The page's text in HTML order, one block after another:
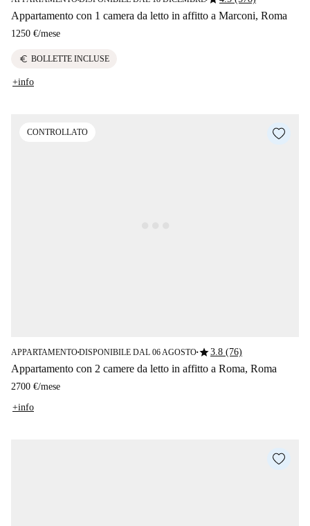
Appartamento con 1 camera da letto in affitto a Marconi, Roma
1250 €/mese
euro BOLLETTE INCLUSE
+info
CONTROLLATO
APPARTAMENTO■DISPONIBILE DAL 06 AGOSTO■star3.8 (76)
Appartamento con 2 camere da letto in affitto a Roma, Roma
2700 €/mese
+info